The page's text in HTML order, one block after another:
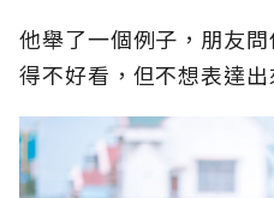
他舉了一個例子，朋友
得不好看，但不想表達